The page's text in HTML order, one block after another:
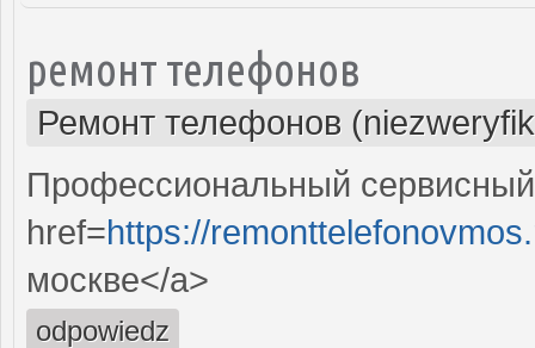
ремонт телефонов
Ремонт телефонов
Профессиональный
href=https://
москве</a>
odpowiedz